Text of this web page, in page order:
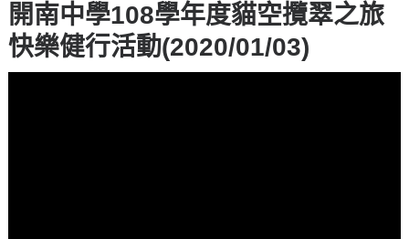
開南中學108學年度貓空攬翠之旅
快樂健行活動(2020/01/03)